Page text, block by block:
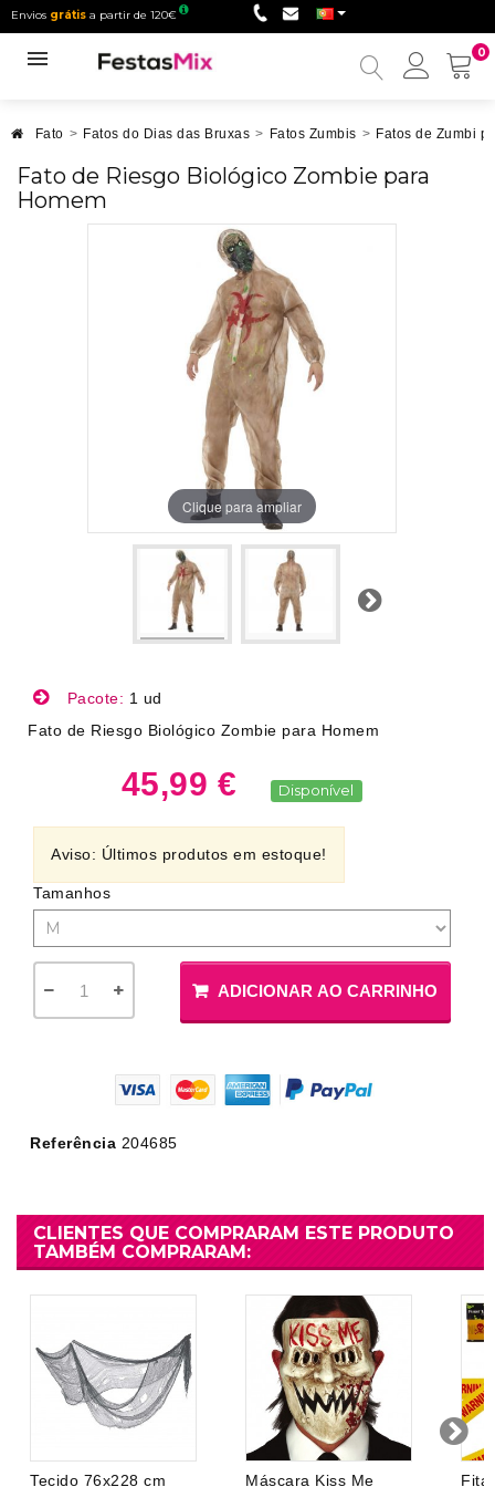
Envios grátis a partir de 120€
0
Minha
Fato > Fatos do Dias das Bruxas > Fatos Zumbis > Fatos de Zumbi
Fato de Riesgo Biológico Zombie para
Homem
Clique para ampliar
Próximo
Pacote: 1 ud
Fato de Riesgo Biológico Zombie para Homem
45,99 € Disponível
Aviso: Últimos produtos em estoque!
Tamanhos
ADICIONAR AO CARRINHO
Referência 204685
CLIENTES QUE COMPRARAM ESTE PRODUTO
TAMBÉM COMPRARAM:
Tecido 76x228 cm Máscara Kiss Me